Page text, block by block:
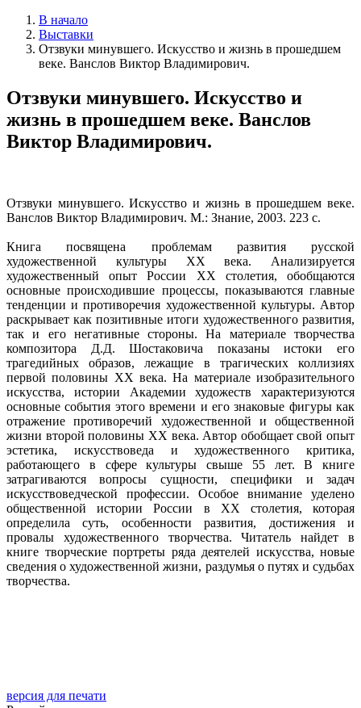
В начало
Выставки
Отзвуки минувшего. Искусство и жизнь в прошедшем
веке. Ванслов Виктор Владимирович.
Отзвуки минувшего. Искусство и
жизнь в прошедшем веке. Ванслов
Виктор Владимирович.
Отзвуки минувшего. Искусство и жизнь в прошедшем веке.
Ванслов Виктор Владимирович. М.: Знание, 2003. 223 с.
Книга посвящена проблемам развития русской
художественной культуры XX века. Анализируется
художественный опыт России XX столетия, обобщаются
основные происходившие процессы, показываются главные
тенденции и противоречия художественной культуры. Автор
раскрывает как позитивные итоги художественного развития,
так и его негативные стороны. На материале творчества
композитора Д.Д. Шостаковича показаны истоки его
трагедийных образов, лежащие в трагических коллизиях
первой половины XX века. На материале изобразительного
искусства, истории Академии художеств характеризуются
основные события этого времени и его знаковые фигуры как
отражение противоречий художественной и общественной
жизни второй половины XX века. Автор обобщает свой опыт
эстетика, искусствоведа и художественного критика,
работающего в сфере культуры свыше 55 лет. В книге
затрагиваются вопросы сущности, специфики и задач
искусствоведческой профессии. Особое внимание уделено
общественной истории России в XX столетия, которая
определила суть, особенности развития, достижения и
провалы художественного творчества. Читатель найдет в
книге творческие портреты ряда деятелей искусства, новые
сведения о художественной жизни, раздумья о путях и судьбах
творчества.
версия для печати